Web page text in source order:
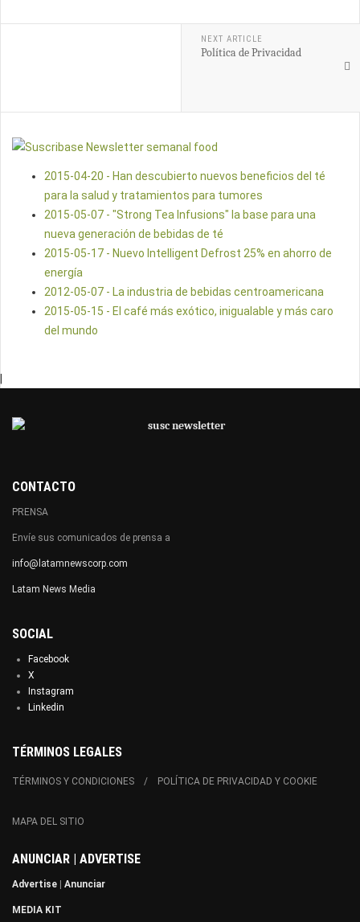
NEXT ARTICLE
Política de Privacidad
2015-04-20 - Han descubierto nuevos beneficios del té
para la salud y tratamientos para tumores
2015-05-07 - "Strong Tea Infusions" la base para una
nueva generación de bebidas de té
2015-05-17 - Nuevo Intelligent Defrost 25% en ahorro de
energía
2012-05-07 - La industria de bebidas centroamericana
2015-05-15 - El café más exótico, inigualable y más caro
del mundo
CONTACTO
PRENSA
Envíe sus comunicados de prensa a
info@latamnewscorp.com
Latam News Media
SOCIAL
Facebook
X
Instagram
Linkedin
TÉRMINOS LEGALES
TÉRMINOS Y CONDICIONES POLÍTICA DE PRIVACIDAD Y COOKIE
MAPA DEL SITIO
ANUNCIAR | ADVERTISE
Advertise Anunciar
MEDIA KIT